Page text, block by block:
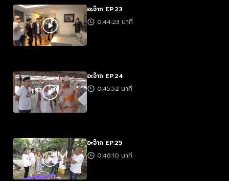
อะจ๊าก EP.23
0:44:23 นาที
อะจ๊าก EP.24
0:45:52 นาที
อะจ๊าก EP.25
0:46:10 นาที